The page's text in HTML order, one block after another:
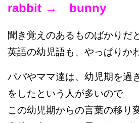
rabbit → bunny
聞き覚えのあるものばかりだ
英語の幼児語も、やっぱりか
パパやママ達は、幼児期を過
をしたという人が多いので
この幼児期からの言葉の移り